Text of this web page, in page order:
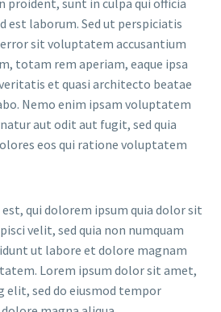
est laborum. Sed ut perspiciatis
sit voluptatem accusantium
totam rem aperiam, eaque ipsa
et quasi architecto beatae
Nemo enim ipsam voluptatem
aut odit aut fugit, sed quia
eos qui ratione voluptatem
qui dolorem ipsum quia dolor sit
velit, sed quia non numquam
ut labore et dolore magnam
Lorem ipsum dolor sit amet,
elit, sed do eiusmod tempor